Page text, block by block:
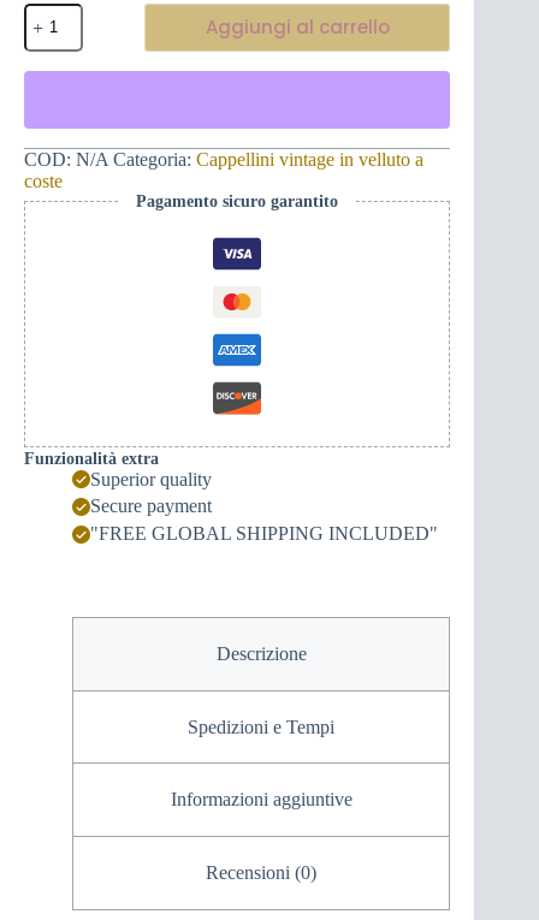
Berretto
vintage
in
velluto
-
ricamo
oro
quantità
Aggiungi al carrello
COD: N/A Categoria: Cappellini vintage in velluto a
coste
Pagamento sicuro garantito
Funzionalità extra
Superior quality
Secure payment
"FREE GLOBAL SHIPPING INCLUDED"
Descrizione
Spedizioni e Tempi
Informazioni aggiuntive
Recensioni (0)